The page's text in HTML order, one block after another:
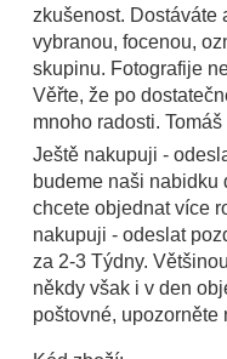
zkušenost. Dostáváte
vybranou, focenou,
skupinu. Fotografije
Věřte, že po
mnoho radosti.
Ještě nakupuji -
budeme naši nabidku
chcete objednat více
nakupuji - odeslat
za 2-3 Týdny.
někdy však i v den
poštovné, upozorněte